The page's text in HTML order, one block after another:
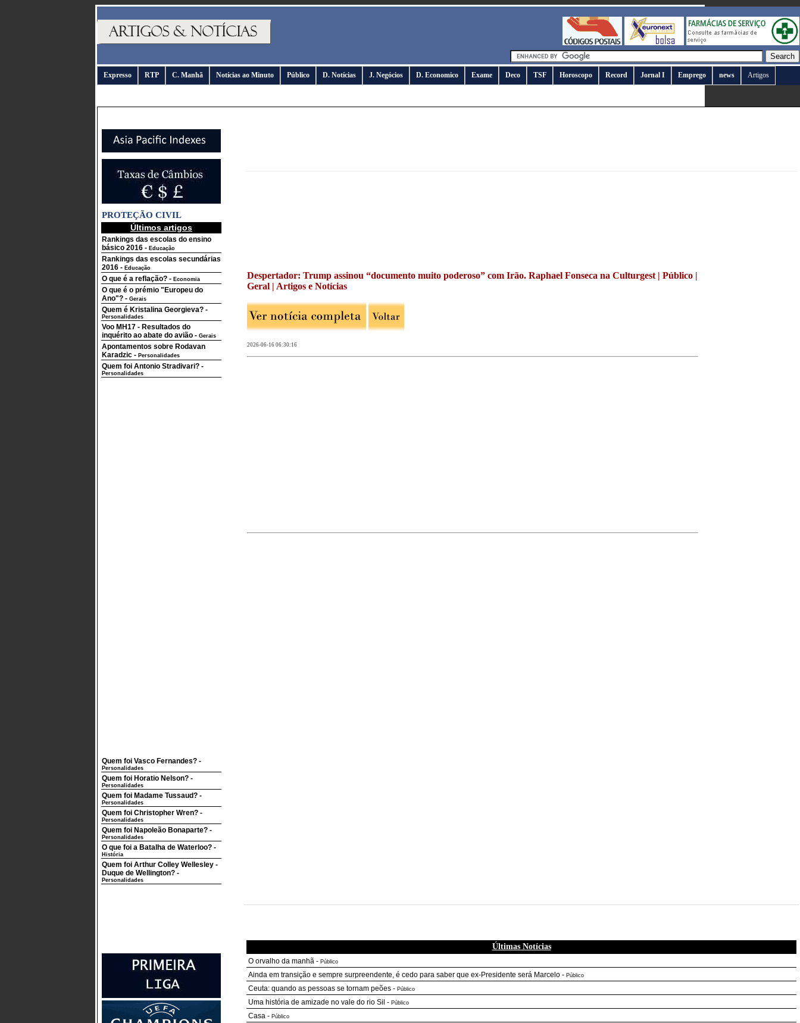
Expresso RTP C. Manhã Notícias ao Minuto Público D. Notícias J. Negócios D. Economico Exame Deco TSF Horoscopo Record Jornal I Emprego news Artigos
PROTEÇÃO CIVIL
Últimos artigos
Rankings das escolas do ensino
básico 2016 - Educação
Rankings das escolas secundárias
2016 - Educação
O que é a reflação? - Economia
O que é o prémio "Europeu do
Ano"? - Gerais
Quem é Kristalina Georgieva? -
Personalidades
Voo MH17 - Resultados do
inquérito ao abate do avião - Gerais
Apontamentos sobre Rodavan
Karadzic - Personalidades
Quem foi Antonio Stradivari? -
Personalidades
Quem foi Vasco Fernandes? -
Personalidades
Quem foi Horatio Nelson? -
Personalidades
Quem foi Madame Tussaud? -
Personalidades
Quem foi Christopher Wren? -
Personalidades
Quem foi Napoleão Bonaparte? -
Personalidades
O que foi a Batalha de Waterloo? -
História
Quem foi Arthur Colley Wellesley -
Duque de Wellington? -
Personalidades
Despertador: Trump assinou “documento muito poderoso” com Irão. Raphael Fonseca na Culturgest | Público |
Geral | Artigos e Notícias
2026-06-16 06:30:16
Últimas Notícias
O orvalho da manhã - Público
Ainda em transição e sempre surpreendente, é cedo para saber que ex-Presidente será Marcelo - Público
Ceuta: quando as pessoas se tornam peões - Público
Uma história de amizade no vale do rio Sil - Público
Casa - Público